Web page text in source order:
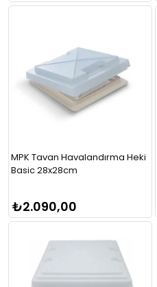
MPK Tavan Havalandırma Heki
Basic 28x28cm
₺2.090,00